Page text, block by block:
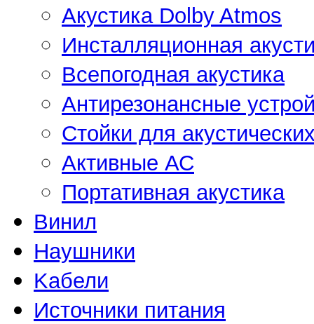
Акустика Dolby Atmos
Инсталляционная
Всепогодная акустика
Антирезонансные
Стойки для
Активные АС
Портативная акустика
Винил
Наушники
Kабели
Источники питания